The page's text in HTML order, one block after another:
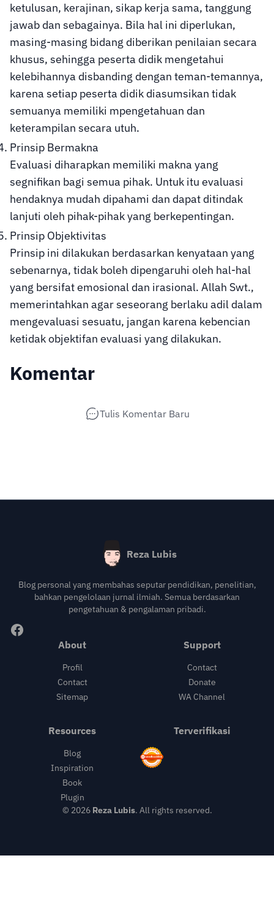
ketulusan, kerajinan, sikap kerja sama, tanggung
jawab dan sebagainya. Bila hal ini diperlukan,
masing-masing bidang diberikan penilaian secara
khusus, sehingga peserta didik mengetahui
kelebihannya disbanding dengan teman-temannya,
karena setiap peserta didik diasumsikan tidak
semuanya memiliki mpengetahuan dan
keterampilan secara utuh.
Prinsip Bermakna
Evaluasi diharapkan memiliki makna yang
segnifikan bagi semua pihak. Untuk itu evaluasi
hendaknya mudah dipahami dan dapat ditindak
lanjuti oleh pihak-pihak yang berkepentingan.
Prinsip Objektivitas
Prinsip ini dilakukan berdasarkan kenyataan yang
sebenarnya, tidak boleh dipengaruhi oleh hal-hal
yang bersifat emosional dan irasional. Allah Swt.,
memerintahkan agar seseorang berlaku adil dalam
mengevaluasi sesuatu, jangan karena kebencian
ketidak objektifan evaluasi yang dilakukan.
Komentar
Tulis Komentar Baru
Reza Lubis
Blog personal yang membahas seputar pendidikan, penelitian,
bahkan pengelolaan jurnal ilmiah. Semua berdasarkan
pengetahuan & pengalaman pribadi.
About
Profil
Contact
Sitemap
Support
Contact
Donate
WA Channel
Resources
Blog
Inspiration
Book
Plugin
Terverifikasi
© 2026 Reza Lubis. All rights reserved.